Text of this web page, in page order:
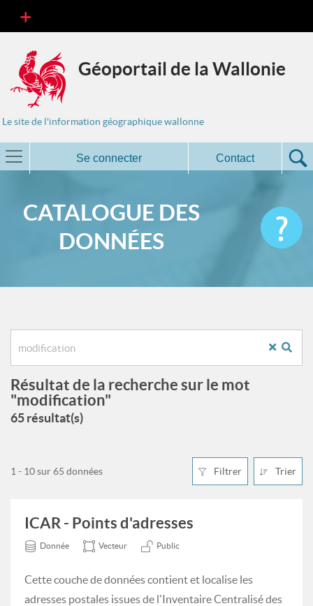
Géoportail de la Wallonie
Le site de l'information géographique wallonne
Se connecter Contact
CATALOGUE DES
DONNÉES
Résultat de la recherche sur le mot
"modification"
65 résultat(s)
Filtrer Trier
1 - 10 sur 65 données
ICAR - Points d'adresses
Donnée Vecteur Public
Cette couche de données contient et localise les
adresses postales issues de l'Inventaire Centralisé des